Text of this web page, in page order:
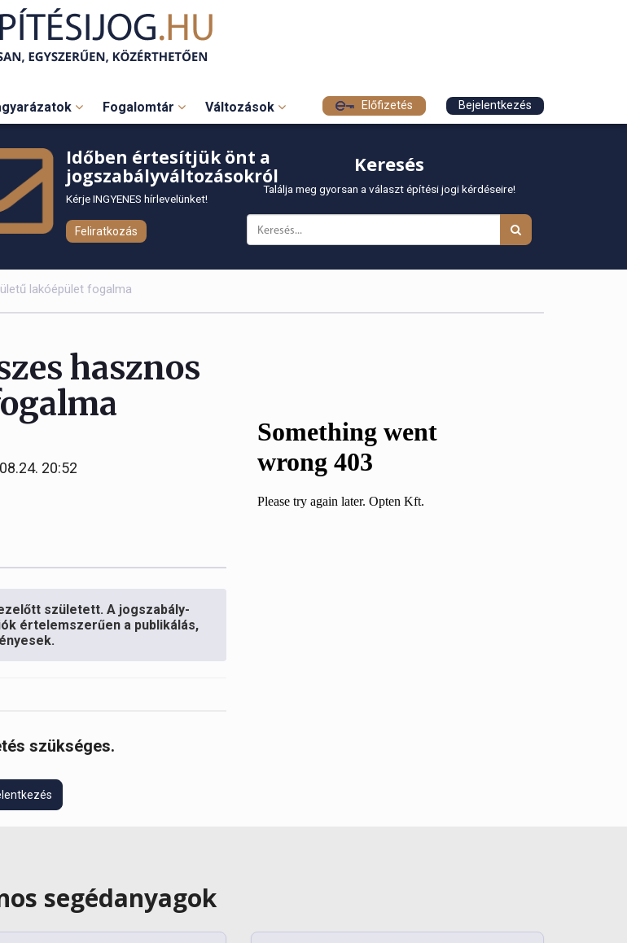
Fogalomtár Változások Előfizetés Bejelentkezés
Időben értesítjük önt a
jogszabályváltozásokról
Kérje INGYENES hírlevelünket!
Feliratkozás
Keresés
Találja meg gyorsan a választ építési jogi kérdéseire!
lakóépület fogalma
hasznos
20:52
született. A jogszabály-
értelemszerűen a publikálás,
szükséges.
segédanyagok